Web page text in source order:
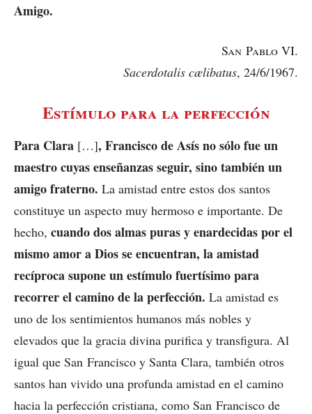
Amigo.
San Pablo VI.
Sacerdotalis cælibatus, 24/6/1967.
Estímulo para la perfección
Para Clara […], Francisco de Asís no sólo fue un
maestro cuyas enseñanzas seguir, sino también un
amigo fraterno. La amistad entre estos dos santos
constituye un aspecto muy hermoso e importante. De
hecho, cuando dos almas puras y enardecidas por el
mismo amor a Dios se encuentran, la amistad
recíproca supone un estímulo fuertísimo para
recorrer el camino de la perfección. La amistad es
uno de los sentimientos humanos más nobles y
elevados que la gracia divina purifica y transfigura. Al
igual que San Francisco y Santa Clara, también otros
santos han vivido una profunda amistad en el camino
hacia la perfección cristiana, como San Francisco de